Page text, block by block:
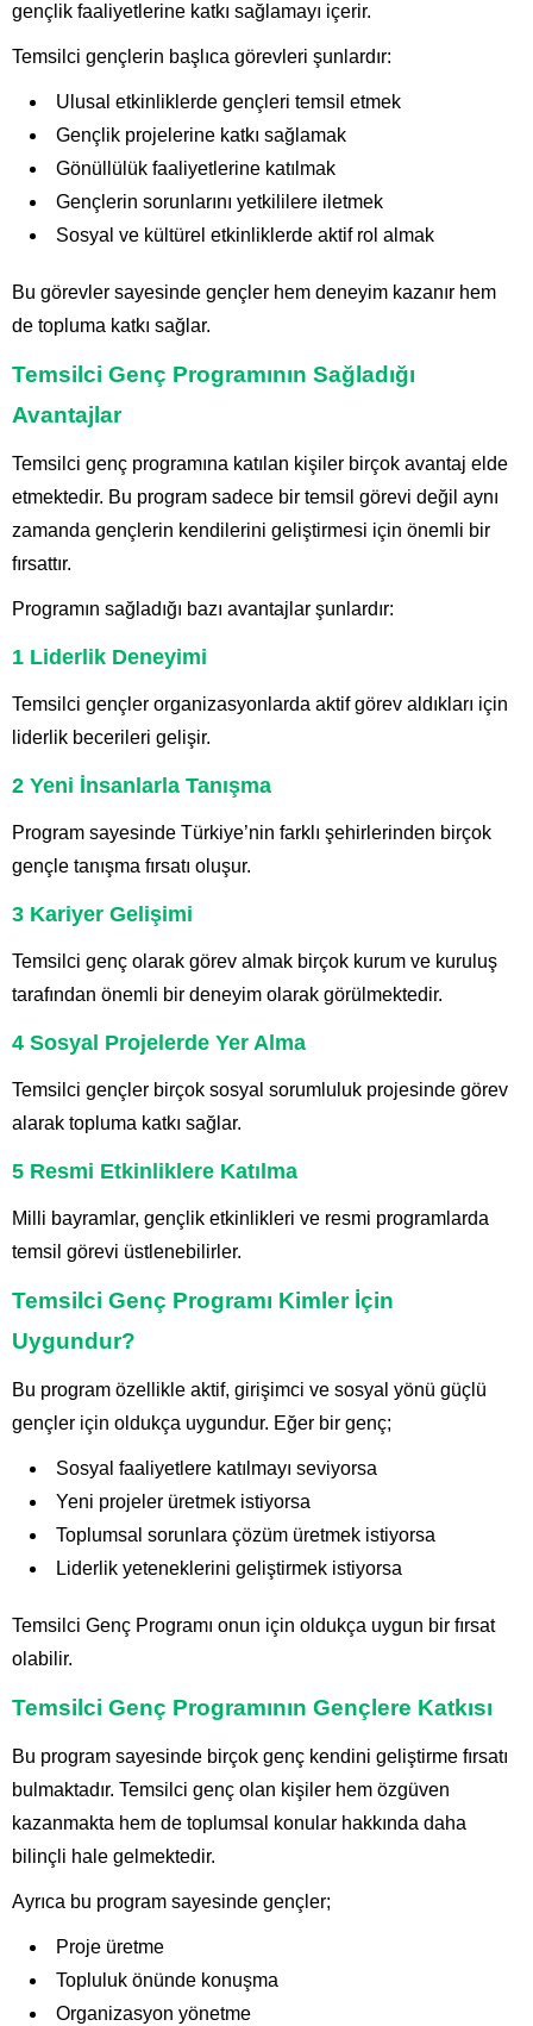
gençlik faaliyetlerine katkı sağlamayı içerir.
Temsilci gençlerin başlıca görevleri şunlardır:
Ulusal etkinliklerde gençleri temsil etmek
Gençlik projelerine katkı sağlamak
Gönüllülük faaliyetlerine katılmak
Gençlerin sorunlarını yetkililere iletmek
Sosyal ve kültürel etkinliklerde aktif rol almak
Bu görevler sayesinde gençler hem deneyim kazanır hem
de topluma katkı sağlar.
Temsilci Genç Programının Sağladığı
Avantajlar
Temsilci genç programına katılan kişiler birçok avantaj elde
etmektedir. Bu program sadece bir temsil görevi değil aynı
zamanda gençlerin kendilerini geliştirmesi için önemli bir
fırsattır.
Programın sağladığı bazı avantajlar şunlardır:
1 Liderlik Deneyimi
Temsilci gençler organizasyonlarda aktif görev aldıkları için
liderlik becerileri gelişir.
2 Yeni İnsanlarla Tanışma
Program sayesinde Türkiye’nin farklı şehirlerinden birçok
gençle tanışma fırsatı oluşur.
3 Kariyer Gelişimi
Temsilci genç olarak görev almak birçok kurum ve kuruluş
tarafından önemli bir deneyim olarak görülmektedir.
4 Sosyal Projelerde Yer Alma
Temsilci gençler birçok sosyal sorumluluk projesinde görev
alarak topluma katkı sağlar.
5 Resmi Etkinliklere Katılma
Milli bayramlar, gençlik etkinlikleri ve resmi programlarda
temsil görevi üstlenebilirler.
Temsilci Genç Programı Kimler İçin
Uygundur?
Bu program özellikle aktif, girişimci ve sosyal yönü güçlü
gençler için oldukça uygundur. Eğer bir genç;
Sosyal faaliyetlere katılmayı seviyorsa
Yeni projeler üretmek istiyorsa
Toplumsal sorunlara çözüm üretmek istiyorsa
Liderlik yeteneklerini geliştirmek istiyorsa
Temsilci Genç Programı onun için oldukça uygun bir fırsat
olabilir.
Temsilci Genç Programının Gençlere Katkısı
Bu program sayesinde birçok genç kendini geliştirme fırsatı
bulmaktadır. Temsilci genç olan kişiler hem özgüven
kazanmakta hem de toplumsal konular hakkında daha
bilinçli hale gelmektedir.
Ayrıca bu program sayesinde gençler;
Proje üretme
Topluluk önünde konuşma
Organizasyon yönetme